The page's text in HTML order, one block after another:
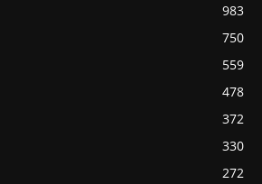
983
750
559
478
372
330
272